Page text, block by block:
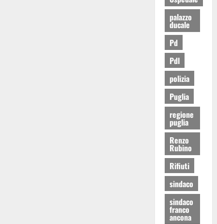
palazzo
ducale
Pd
Pdl
polizia
Puglia
regione
puglia
Renzo
Rubino
Rifiuti
sindaco
sindaco
franco
ancona